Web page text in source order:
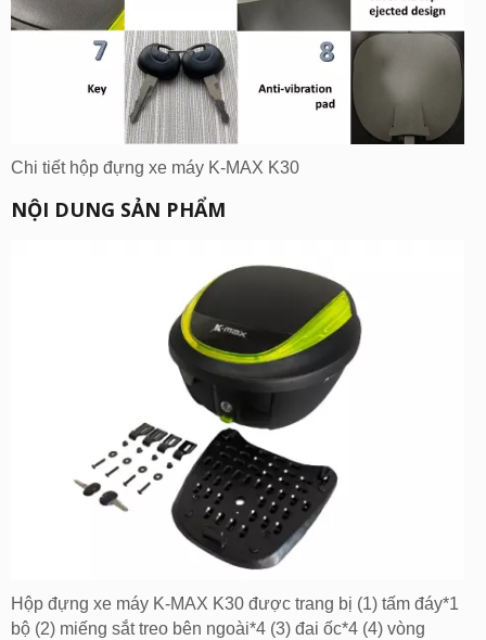
Chi tiết hộp đựng xe máy K-MAX K30
NỘI DUNG SẢN PHẨM
Hộp đựng xe máy K-MAX K30 được trang bị (1) tấm đáy*1
bộ (2) miếng sắt treo bên ngoài*4 (3) đai ốc*4 (4) vòng